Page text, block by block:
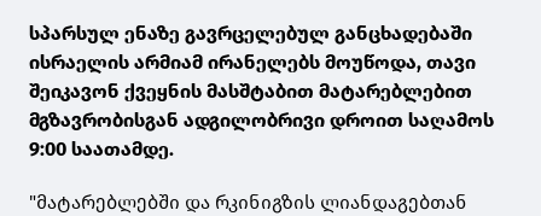
სპარსულ ენაზე გავრცელებულ განცხადებაში
ისრაელის არმიამ ირანელებს მოუწოდა, თავი
შეიკავონ ქვეყნის მასშტაბით მატარებლებით
მგზავრობისგან ადგილობრივი დროით საღამოს
9:00 საათამდე.
"მატარებლებში და რკინიგზის ლიანდაგებთან